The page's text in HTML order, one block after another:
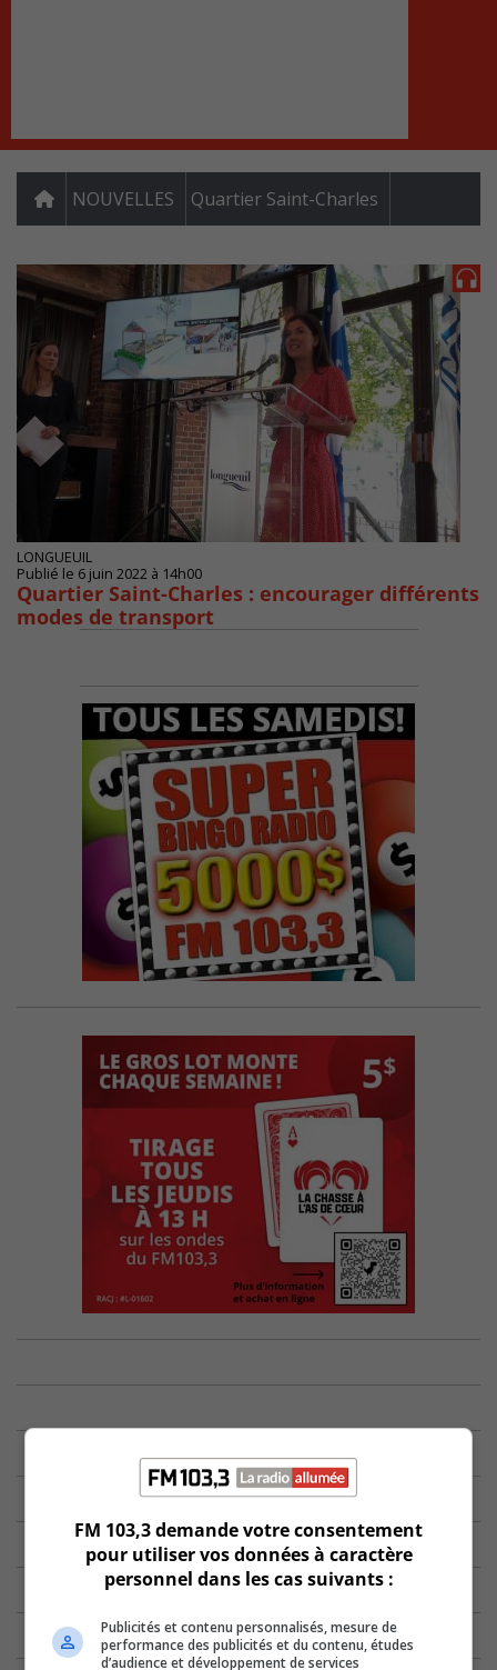
NOUVELLES Quartier Saint-Charles
LONGUEUIL
Publié le 6 juin 2022 à 14h00
Quartier Saint-Charles : encourager différents
modes de transport
FM 103,3 demande votre consentement
pour utiliser vos données à caractère
personnel dans les cas suivants :
Publicités et contenu personnalisés, mesure de
performance des publicités et du contenu, études
d’audience et développement de services